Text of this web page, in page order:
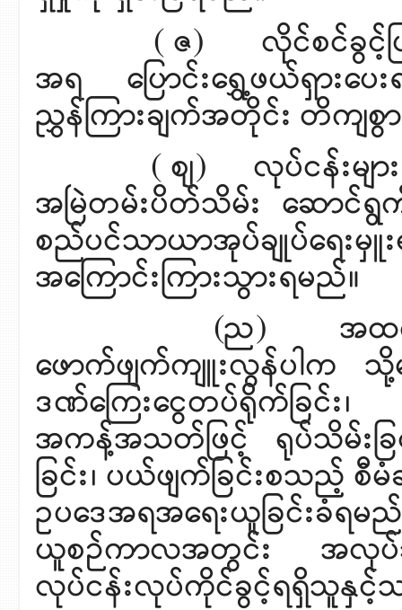
( ဇ) လိုင်စင်ခွင့်ပြုထာ
အရ ပြောင်းရွှေ့ဖယ်ရှာ
ညွှန်ကြားချက်အတိုင်း တိကျ
( စျ) လုပ်ငန်းများ ပိ
အမြဲတမ်းပိတ်သိမ်း ဆော
စည်ပင်သာယာအုပ်ချုပ်ရေးမှူ
အကြောင်းကြားသွားရမည်။
(ည) အထက်ပါ သ
ဖောက်ဖျက်ကျူးလွန်ပါ
ဒဏ်ကြေးငွေတပ်ရိုက်ခြ
အကန့်အသတ်ဖြင့် ရုပ်သိမ်းခ
ခြင်း၊ ပယ်ဖျက်ခြင်းစသည့်
ဥပဒေအရအရေးယူခြင်းခံရ
ယူစဉ်ကာလအတွင်း အလုပ်
လုပ်ငန်းလုပ်ကိုင်ခွင့်ရရှိသူနှင့်